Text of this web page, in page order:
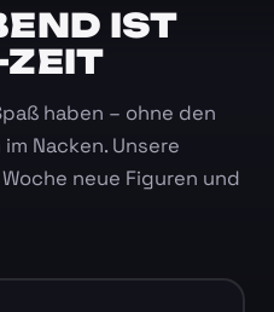
IST
haben – ohne den
Nacken. Unsere
neue Figuren und